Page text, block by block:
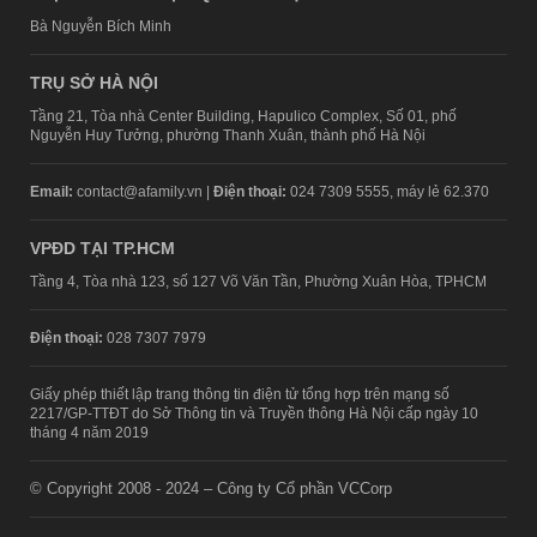
Bà Nguyễn Bích Minh
TRỤ SỞ HÀ NỘI
Tầng 21, Tòa nhà Center Building, Hapulico Complex, Số 01, phố
Nguyễn Huy Tưởng, phường Thanh Xuân, thành phố Hà Nội
Email: contact@afamily.vn | Điện thoại: 024 7309 5555, máy lẻ 62.370
VPĐD TẠI TP.HCM
Tầng 4, Tòa nhà 123, số 127 Võ Văn Tần, Phường Xuân Hòa, TPHCM
Điện thoại: 028 7307 7979
Giấy phép thiết lập trang thông tin điện tử tổng hợp trên mạng số
2217/GP-TTĐT do Sở Thông tin và Truyền thông Hà Nội cấp ngày 10
tháng 4 năm 2019
© Copyright 2008 - 2024 – Công ty Cổ phần VCCorp